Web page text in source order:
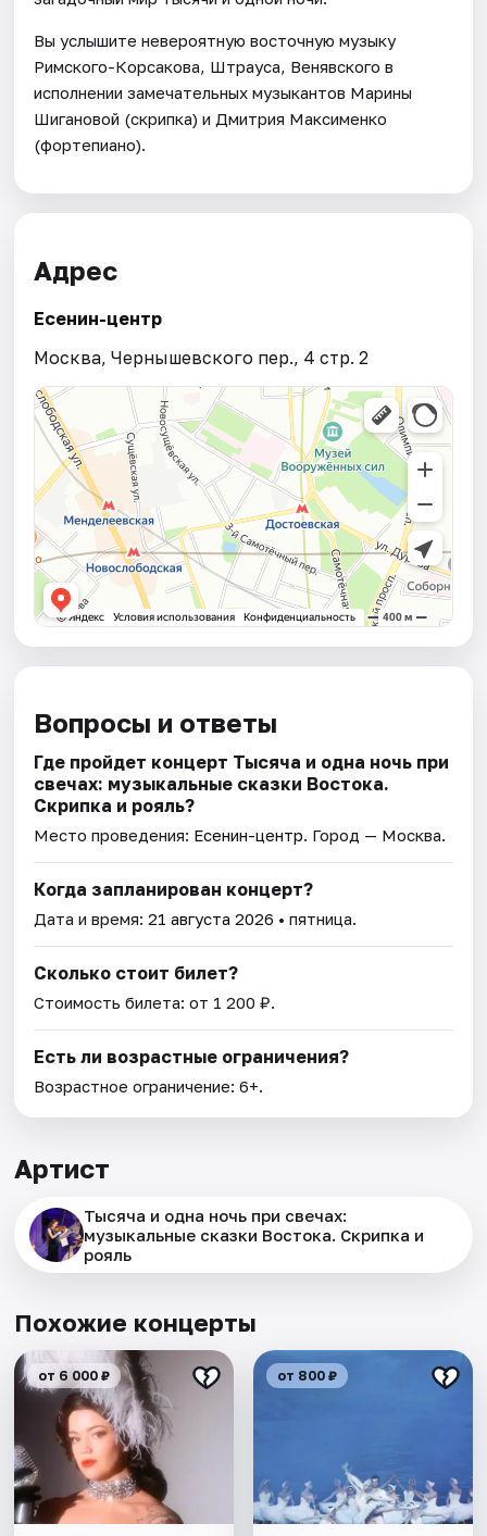
Вы услышите невероятную восточную музыку
Римского-Корсакова, Штрауса, Венявского в
исполнении замечательных музыкантов Марины
Шигановой (скрипка) и Дмитрия Максименко
(фортепиано).
Адрес
Есенин-центр
Москва, Чернышевского пер., 4 стр. 2
Вопросы и ответы
Где пройдет концерт Тысяча и одна ночь при
свечах: музыкальные сказки Востока.
Скрипка и рояль?
Место проведения: Есенин-центр. Город — Москва.
Когда запланирован концерт?
Дата и время:21 августа 2026 • пятница.
Сколько стоит билет?
Стоимость билета: от 1 200 ₽.
Есть ли возрастные ограничения?
Возрастное ограничение: 6+.
Артист
Тысяча и одна ночь при свечах:
музыкальные сказки Востока. Скрипка и
рояль
Похожие концерты
от 6 000 ₽ от 800 ₽